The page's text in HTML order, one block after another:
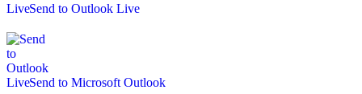
Send to Outlook Live
Send to Microsoft Outlook